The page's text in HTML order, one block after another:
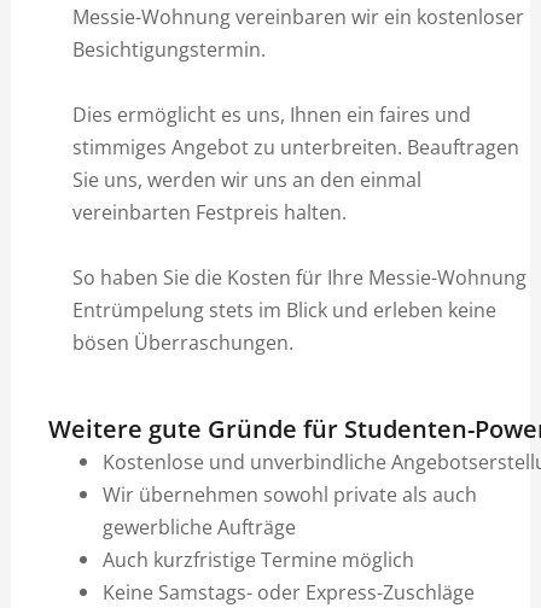
Messie-Wohnung vereinbaren wir ein kostenloser
Besichtigungstermin.
Dies ermöglicht es uns, Ihnen ein faires und
stimmiges Angebot zu unterbreiten. Beauftragen
Sie uns, werden wir uns an den einmal
vereinbarten Festpreis halten.
So haben Sie die Kosten für Ihre Messie-Wohnung
Entrümpelung stets im Blick und erleben keine
bösen Überraschungen.
Weitere gute Gründe für Studenten-
Kostenlose und unverbindliche
Wir übernehmen sowohl private als auch
gewerbliche Aufträge
Auch kurzfristige Termine möglich
Keine Samstags- oder Express-Zuschläge